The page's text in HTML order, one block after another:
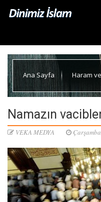
Ana Sayfa Haram
Namazın
VEKA MEDYA